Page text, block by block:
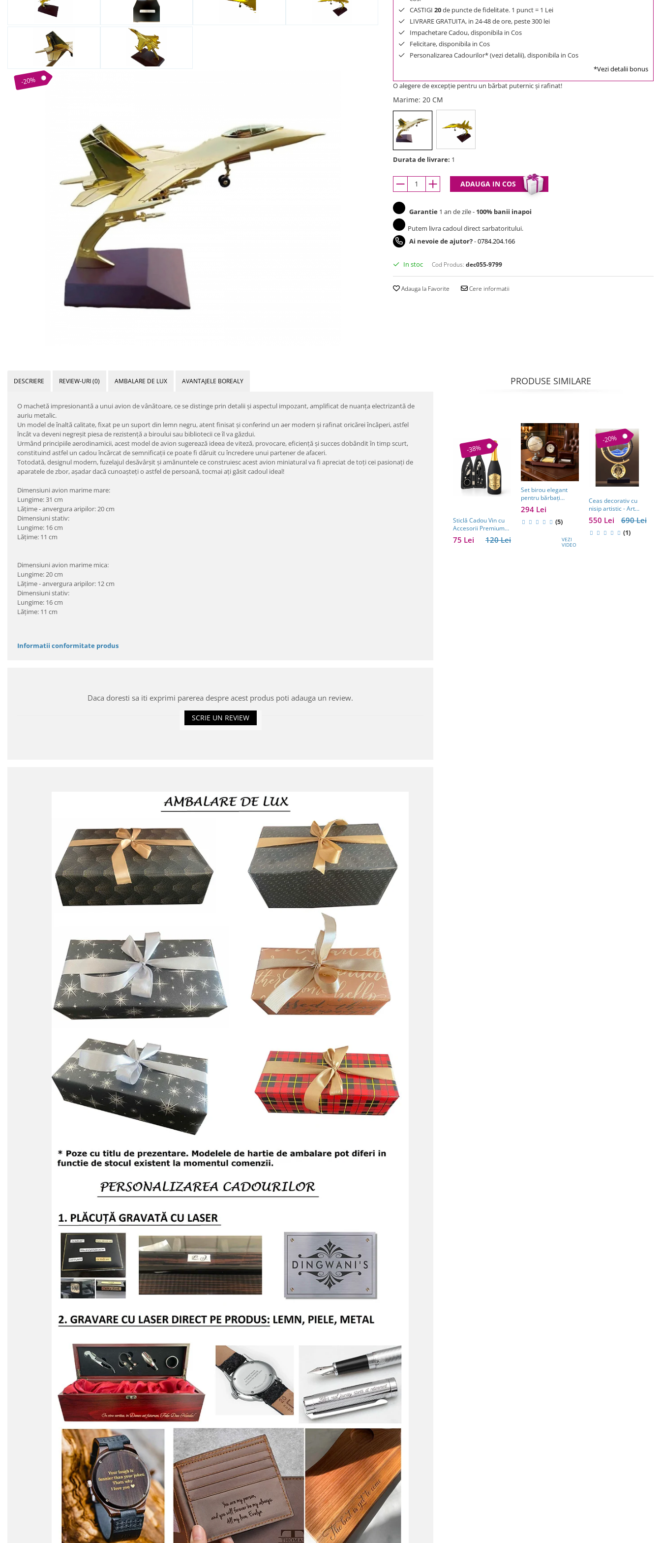
Cele mai noi
Cele mai vandute
Cele mai votate
Cu video
500 Lei - 1000 Lei
-20%
CASTIGI 20de puncte de fidelitate. 1 punct = 1 Lei
LIVRARE GRATUITA, in 24-48 de ore, peste 300 lei
Impachetare Cadou, disponibila in Cos
Felicitare, disponibila in Cos
Personalizarea Cadourilor* (vezi detalii), disponibila in Cos
*Vezi detalii bonus
O alegere de excepţie pentru un bărbat puternic şi rafinat!
Marime: 20 CM
Durata de livrare: 1
ADAUGA IN COS
Garantie 1 an de zile - 100% banii inapoi
Putem livra cadoul direct sarbatoritului.
Ai nevoie de ajutor?-0784.204.166
In stoc Cod Produs: dec055-9799
Adauga la Favorite Cere informatii
DESCRIERE REVIEW-URI(0) AMBALARE DE LUX AVANTAJELE BOREALY
O machetă impresionantă a unui avion de vânătoare, ce se distinge prin detalii şi aspectul impozant, amplificat de nuanţa electrizantă de
auriu metalic.
Un model de înaltă calitate, fixat pe un suport din lemn negru, atent finisat şi conferind un aer modern şi rafinat oricărei încăperi, astfel
încât va deveni negreşit piesa de rezistenţă a biroului sau bibliotecii ce îl va găzdui.
Urmând principiile aerodinamicii, acest model de avion sugerează ideea de viteză, provocare, eficienţă şi succes dobândit în timp scurt,
constituind astfel un cadou încărcat de semnificaţii ce poate fi dăruit cu încredere unui partener de afaceri.
Totodată, designul modern, fuzelajul desăvârşit şi amănuntele ce construiesc acest avion miniatural va fi apreciat de toţi cei pasionaţi de
aparatele de zbor, aşadar dacă cunoaşteţi o astfel de persoană, tocmai aţi găsit cadoul ideal!
Dimensiuni avion marime mare:
Lungime: 31 cm
Lățime - anvergura aripilor: 20 cm
Dimensiuni stativ:
Lungime: 16 cm
Lățime: 11 cm
Dimensiuni avion marime mica:
Lungime: 20 cm
Lățime - anvergura aripilor: 12 cm
Dimensiuni stativ:
Lungime: 16 cm
Lățime: 11 cm
Informatii conformitate produs
Daca doresti sa iti exprimi parerea despre acest produs poti adauga un review.
SCRIE UN REVIEW
PRODUSE SIMILARE
-38%
Sticlă Cadou Vin cu
Accesorii Premium
Personalizată – Set
Elegant pentru120 Lei
75 Lei
Set birou elegant
pentru bărbați
Business Desk
Antique Clock –
cadou premium
partener de afaceri
294 Lei
(5)
VEZI
VIDEO
-20%
Ceas decorativ cu
nisip artistic - Art
Table Clock
690 Lei
550 Lei
(1)